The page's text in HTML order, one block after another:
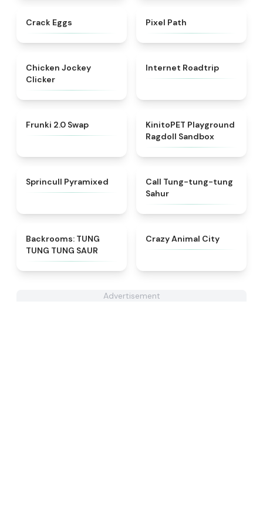
Crack Eggs Pixel Path
Chicken Jockey
Clicker
Internet Roadtrip
Frunki 2.0 Swap​ 4.8
KinitoPET Playground
Ragdoll Sandbox
4.8
Sprincull Pyramixed
Call Tung-tung-tung
Sahur
★
Backrooms: TUNG
TUNG TUNG SAUR
Crazy Animal City
Advertisement